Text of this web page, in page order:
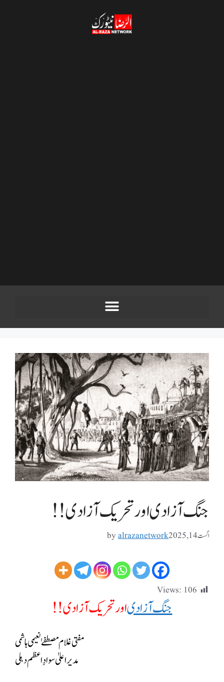
جنگ آزادی اور تحریک آزادی !!
اگست 14, 2025 byalrazanetwork
Views: 106
جنگ آزادیاور تحریک آزادی !!
مفتی غلام مصطفےٰ نعیمی ہاشمی
مدیر اعلیٰ سوادِ اعظم دہلی